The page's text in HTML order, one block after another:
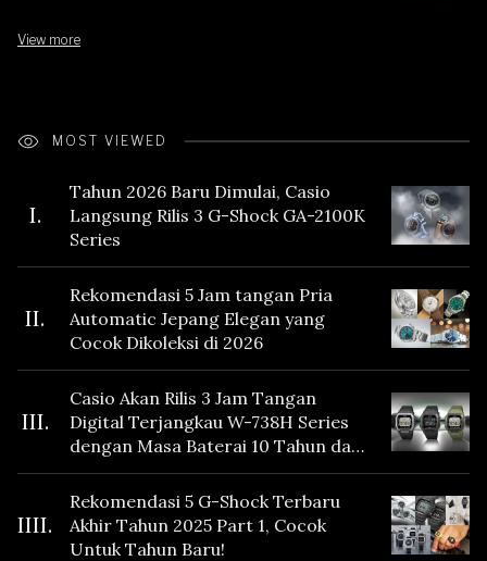
View more
MOST VIEWED
I.
Tahun 2026 Baru Dimulai, Casio
Langsung Rilis 3 G-Shock GA-2100K
Series
II.
Rekomendasi 5 Jam tangan Pria
Automatic Jepang Elegan yang
Cocok Dikoleksi di 2026
III.
Casio Akan Rilis 3 Jam Tangan
Digital Terjangkau W-738H Series
dengan Masa Baterai 10 Tahun dan
Fitur Vibration
IIII.
Rekomendasi 5 G-Shock Terbaru
Akhir Tahun 2025 Part 1, Cocok
Untuk Tahun Baru!